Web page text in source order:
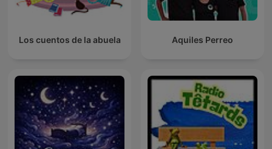
Los cuentos de la abuela Aquiles Perreo